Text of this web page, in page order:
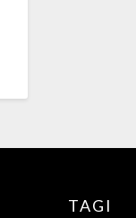
TAGI